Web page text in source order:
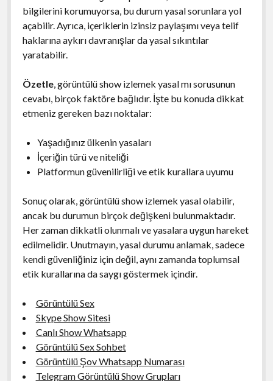
bilgilerini korumuyorsa, bu durum yasal sorunlara yol
açabilir. Ayrıca, içeriklerin izinsiz paylaşımı veya telif
haklarına aykırı davranışlar da yasal sıkıntılar
yaratabilir.
Özetle, görüntülü show izlemek yasal mı sorusunun
cevabı, birçok faktöre bağlıdır. İşte bu konuda dikkat
etmeniz gereken bazı noktalar:
Yaşadığınız ülkenin yasaları
İçeriğin türü ve niteliği
Platformun güvenilirliği ve etik kurallara uyumu
Sonuç olarak, görüntülü show izlemek yasal olabilir,
ancak bu durumun birçok değişkeni bulunmaktadır.
Her zaman dikkatli olunmalı ve yasalara uygun hareket
edilmelidir. Unutmayın, yasal durumu anlamak, sadece
kendi güvenliğiniz için değil, aynı zamanda toplumsal
etik kurallarına da saygı göstermek içindir.
Görüntülü Sex
Skype Show Sitesi
Canlı Show Whatsapp
Görüntülü Sex Sohbet
Görüntülü Şov Whatsapp Numarası
Telegram Görüntülü Show Grupları